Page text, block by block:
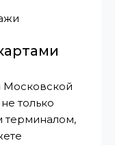
Московской
только
терминалом,